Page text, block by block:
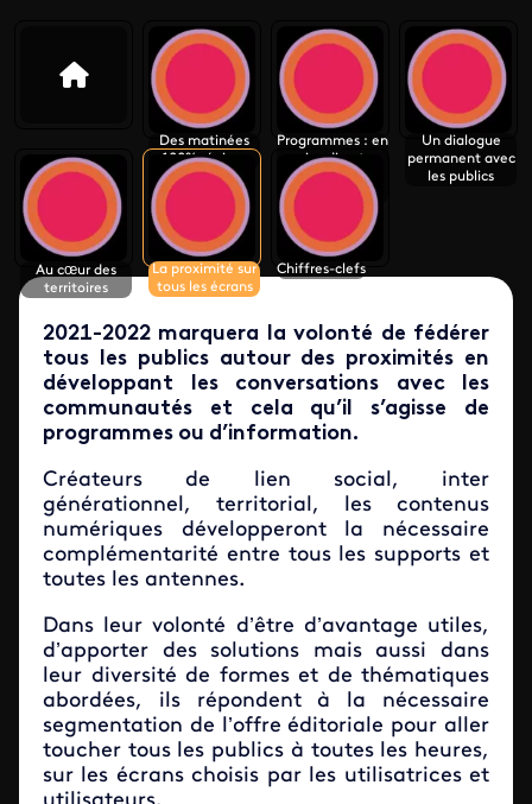
Des matinées
100% régions
Programmes : en
prise directe
avec la vie des
Un dialogue
permanent avec
les publics
Au cœur des
territoires
La proximité sur
tous les écrans
Chiffres-clefs
2021-2022 marquera la volonté de fédérer
tous les publics autour des proximités en
développant les conversations avec les
communautés et cela qu’il s’agisse de
programmes ou d’information.
Créateurs de lien social, inter
générationnel, territorial, les contenus
numériques développeront la nécessaire
complémentarité entre tous les supports et
toutes les antennes.
Dans leur volonté d’être d’avantage utiles,
d’apporter des solutions mais aussi dans
leur diversité de formes et de thématiques
abordées, ils répondent à la nécessaire
segmentation de l’offre éditoriale pour aller
toucher tous les publics à toutes les heures,
sur les écrans choisis par les utilisatrices et